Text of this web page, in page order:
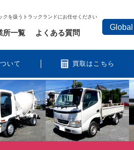
クを扱うトラックランドにお任せください
いて 買取はこちら
所一覧 よくある質問